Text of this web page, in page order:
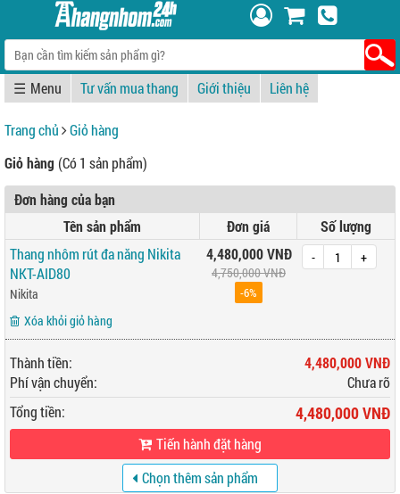
☰ Tư vấn mua thang Giới thiệu Liên hệ
Trang chủ
Giỏ hàng
Giỏ hàng (Có 1 sản phẩm)
Đơn hàng của bạn
Tên sản phẩm
Đơn giá
Số lượng
Thang nhôm rút đa năng Nikita
NKT-AID80
Nikita
Xóa khỏi giỏ hàng
4,480,000 VNĐ
4,750,000 VNĐ
-6%
- +
Thành tiền:
4,480,000 VNĐ
Phí vận chuyển:
Chưa rõ
Tổng tiền:
4,480,000 VNĐ
Tiến hành đặt hàng
Chọn thêm sản phẩm